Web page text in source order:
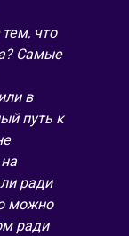
что
Самые
в
путь к
ради
можно
ради